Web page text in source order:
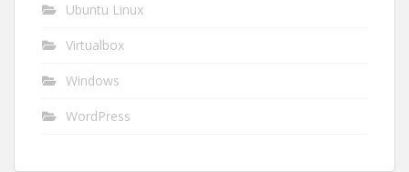
Ubuntu Linux
Virtualbox
Windows
WordPress